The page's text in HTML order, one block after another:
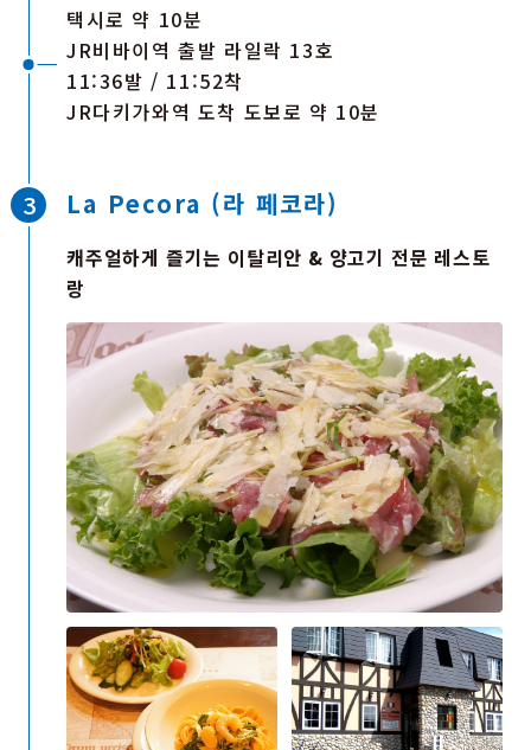
는 자연과 매끄러운 질감의 조각이 아름답게 어우러집
니다. 야외를 걷다 보면 풀잎이 흔들리는 소리와 새들의
지저귐이 기분 좋게 울려 퍼지고, 소라치의 맑은 공기가
가슴 깊숙이 전해집니다.
쇼와 초기에 지어진 목조 교사 안에는 당시 교실의 정취
를 간직한 갤러리가 있습니다. 한 걸음 발을 들여놓으면
오래된 나무의 따스한 향기에 감싸이며 어딘가 그리운
정적이 흐릅니다. 이곳에서는 매달 흰 대리석을 깎아 자
각하는) 수업’도 열립니다. 산책 후에는 부지 내 카페에
서 잠시 쉬어가 보세요. 창밖으로 펼쳐지는 녹음과 조각
을 바라보며 향긋한 커피와 함께 평온한 시간을 즐길 수
있습니다.
택시로 약 10분
JR비바이역 출발 라일락 13호
11:36발 / 11:52착
JR다키가와역 도착 도보로 약 10분
La Pecora (라 페코라)
캐주얼하게 즐기는 이탈리안 & 양고기 전문 레스토
랑